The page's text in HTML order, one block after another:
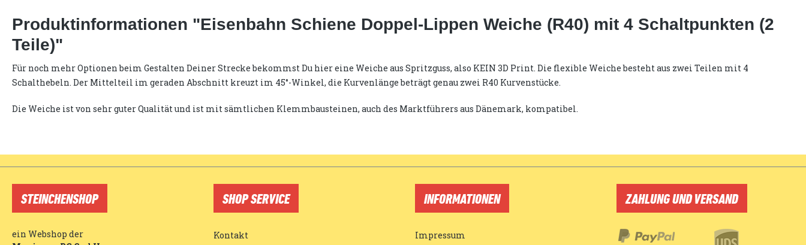
Produktinformationen "Eisenbahn Schiene Doppel-Lippen Weiche (R40) mit 4 Schaltpunkten (2
Teile)"
Für noch mehr Optionen beim Gestalten Deiner Strecke bekommst Du hier eine Weiche aus Spritzguss, also KEIN 3D Print. Die flexible Weiche besteht aus zwei Teilen mit 4
Schalthebeln. Der Mittelteil im geraden Abschnitt kreuzt im 45°-Winkel, die Kurvenlänge beträgt genau zwei R40 Kurvenstücke.
Die Weiche ist von sehr guter Qualität und ist mit sämtlichen Klemmbausteinen, auch des Marktführers aus Dänemark, kompatibel.
STEINCHENSHOP
ein Webshop der
SHOP SERVICE
Kontakt
INFORMATIONEN
Impressum
ZAHLUNG UND VERSAND